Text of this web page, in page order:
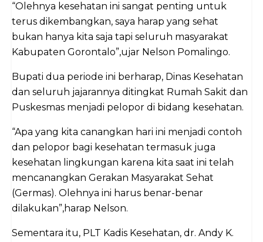
“Olehnya kesehatan ini sangat penting untuk
terus dikembangkan, saya harap yang sehat
bukan hanya kita saja tapi seluruh masyarakat
Kabupaten Gorontalo”,ujar Nelson Pomalingo.
Bupati dua periode ini berharap, Dinas Kesehatan
dan seluruh jajarannya ditingkat Rumah Sakit dan
Puskesmas menjadi pelopor di bidang kesehatan.
“Apa yang kita canangkan hari ini menjadi contoh
dan pelopor bagi kesehatan termasuk juga
kesehatan lingkungan karena kita saat ini telah
mencanangkan Gerakan Masyarakat Sehat
(Germas). Olehnya ini harus benar-benar
dilakukan”,harap Nelson.
Sementara itu, PLT Kadis Kesehatan, dr. Andy K.